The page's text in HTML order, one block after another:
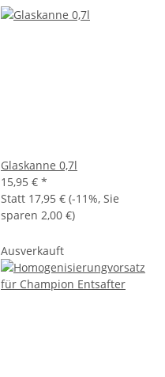
Glaskanne 0,7l
15,95 € *
Statt 17,95 € (-11%, Sie
sparen 2,00 €)
Ausverkauft